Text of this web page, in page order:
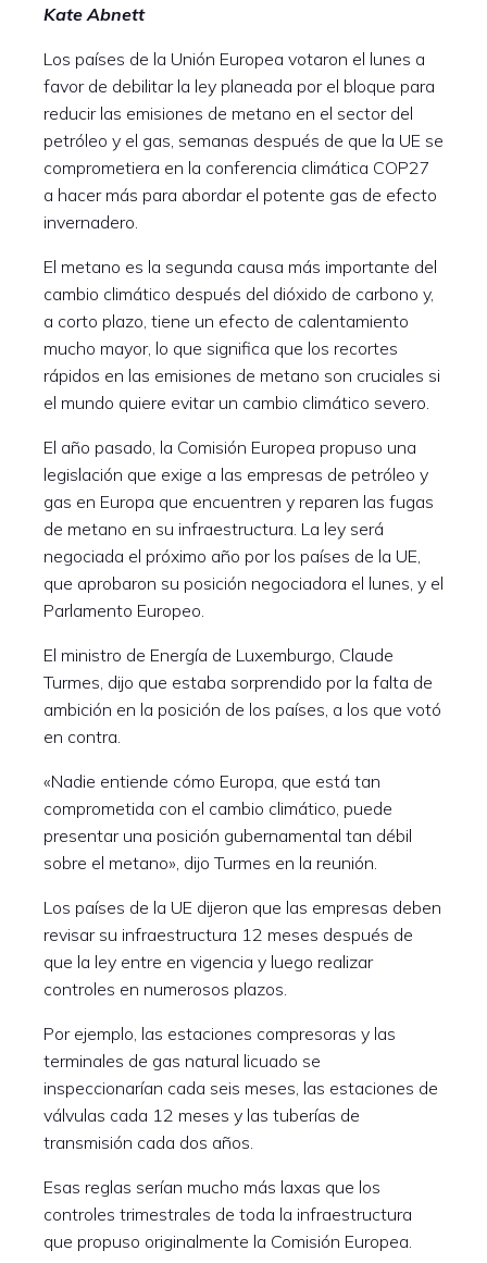
Kate Abnett
Los países de la Unión Europea votaron el lunes a
favor de debilitar la ley planeada por el bloque para
reducir las emisiones de metano en el sector del
petróleo y el gas, semanas después de que la UE se
comprometiera en la conferencia climática COP27
a hacer más para abordar el potente gas de efecto
invernadero.
El metano es la segunda causa más importante del
cambio climático después del dióxido de carbono y,
a corto plazo, tiene un efecto de calentamiento
mucho mayor, lo que significa que los recortes
rápidos en las emisiones de metano son cruciales si
el mundo quiere evitar un cambio climático severo.
El año pasado, la Comisión Europea propuso una
legislación que exige a las empresas de petróleo y
gas en Europa que encuentren y reparen las fugas
de metano en su infraestructura. La ley será
negociada el próximo año por los países de la UE,
que aprobaron su posición negociadora el lunes, y el
Parlamento Europeo.
El ministro de Energía de Luxemburgo, Claude
Turmes, dijo que estaba sorprendido por la falta de
ambición en la posición de los países, a los que votó
en contra.
«Nadie entiende cómo Europa, que está tan
comprometida con el cambio climático, puede
presentar una posición gubernamental tan débil
sobre el metano», dijo Turmes en la reunión.
Los países de la UE dijeron que las empresas deben
revisar su infraestructura 12 meses después de
que la ley entre en vigencia y luego realizar
controles en numerosos plazos.
Por ejemplo, las estaciones compresoras y las
terminales de gas natural licuado se
inspeccionarían cada seis meses, las estaciones de
válvulas cada 12 meses y las tuberías de
transmisión cada dos años.
Esas reglas serían mucho más laxas que los
controles trimestrales de toda la infraestructura
que propuso originalmente la Comisión Europea.